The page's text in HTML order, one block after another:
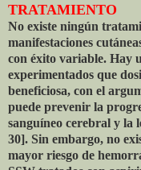
TRATAMIENTO
No existe ningún
manifestaciones
con éxito variable. Hay
experimentados que
beneficiosa, con el
puede prevenir la
sanguíneo cerebral y la
30]. Sin embargo, no
mayor riesgo de